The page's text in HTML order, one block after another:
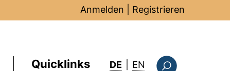
Anmelden Registrieren
Quicklinks DE EN : this page in